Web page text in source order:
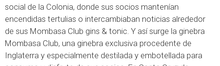
social de la Colonia, donde sus socios mantenían
encendidas tertulias o intercambiaban noticias alrededor
de sus Mombasa Club gins & tonic. Y así surge la ginebra
Mombasa Club, una ginebra exclusiva procedente de
Inglaterra y especialmente destilada y embotellada para